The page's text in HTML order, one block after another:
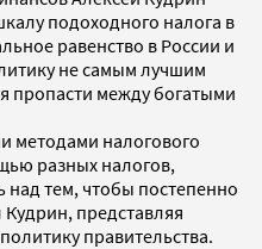
подоходного налога в
равенство в России и
не самым лучшим
пропасти между богатыми
методами налогового
разных налогов,
тем, чтобы постепенно
Кудрин, представляя
правительства.